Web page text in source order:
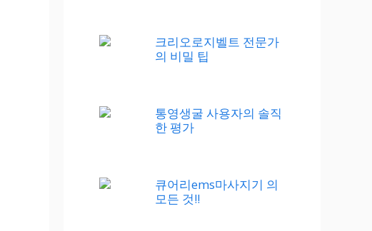
크리오로지벨트 전문가
의 비밀 팁
통영생굴 사용자의 솔직
한 평가
큐어리ems마사지기 의
모든 것!!